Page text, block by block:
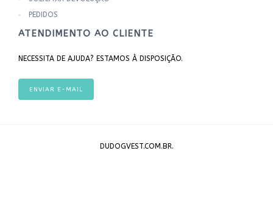
PEDIDOS
ATENDIMENTO AO CLIENTE
NECESSITA DE AJUDA? ESTAMOS À DISPOSIÇÃO.
ENVIAR E-MAIL
DUDOGVEST.COM.BR.